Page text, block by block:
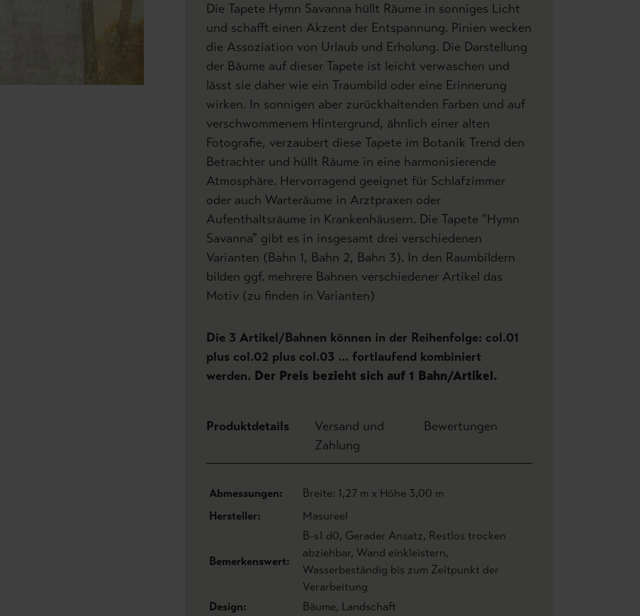
Die Tapete Hymn Savanna hüllt Räume in sonniges Licht
und schafft einen Akzent der Entspannung. Pinien wecken
die Assoziation von Urlaub und Erholung. Die Darstellung
der Bäume auf dieser Tapete ist leicht verwaschen und
lässt sie daher wie ein Traumbild oder eine Erinnerung
wirken. In sonnigen aber zurückhaltenden Farben und auf
verschwommenem Hintergrund, ähnlich einer alten
Fotografie, verzaubert diese Tapete im Botanik Trend den
Betrachter und hüllt Räume in eine harmonisierende
Atmosphäre. Hervorragend geeignet für Schlafzimmer
oder auch Warteräume in Arztpraxen oder
Aufenthaltsräume in Krankenhäusern. Die Tapete "Hymn
Savanna" gibt es in insgesamt drei verschiedenen
Varianten (Bahn 1, Bahn 2, Bahn 3). In den Raumbildern
bilden ggf. mehrere Bahnen verschiedener Artikel das
Motiv (zu finden in Varianten)
Die 3 Artikel/Bahnen können in der Reihenfolge: col.01
plus col.02 plus col.03 ... fortlaufend kombiniert
werden. Der Preis bezieht sich auf 1 Bahn/Artikel.
Produktdetails
Versand und
Zahlung
Bewertungen
Abmessungen:
Breite: 1,27 m x Höhe 3,00 m
Hersteller:
Masureel
Bemerkenswert:
B-s1 d0, Gerader Ansatz, Restlos trocken
abziehbar, Wand einkleistern,
Wasserbeständig bis zum Zeitpunkt der
Verarbeitung
Design:
Bäume, Landschaft